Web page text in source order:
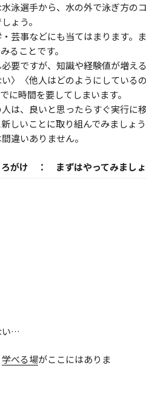
泳選手から、水の外で泳ぎ方の
ょう。
芸事などにも当てはまります。
ることです。
要ですが、知識や経験値が増え
〉〈他人はどのようにしている
に時間を要してしまいます。
は、良いと思ったらすぐ実行に
しいことに取り組んでみましょ
違いありません。
ろがけ ： まずはやってみまし
い…
学べる場がここにはありま